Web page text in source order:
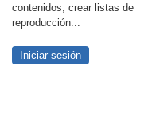
contenidos, crear listas de
reproducción...
Iniciar sesión